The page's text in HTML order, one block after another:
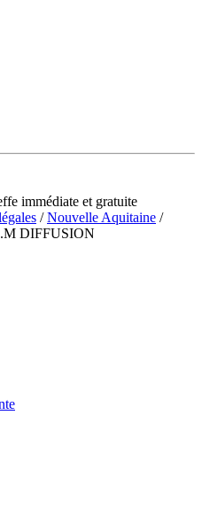
immédiate et gratuite
/Nouvelle Aquitaine /
DIFFUSION